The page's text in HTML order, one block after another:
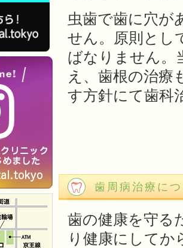
虫歯で歯に穴が
せん。原則とし
ばなりません。
え、歯根の治療
す方針にて歯科
歯周病治療に
歯の健康を守る
り健康にしてか